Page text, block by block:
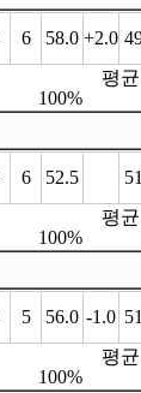
6 58.0 +2.0
100%
평
6 52.5
100%
평
5 56.0 -1.0
100%
평